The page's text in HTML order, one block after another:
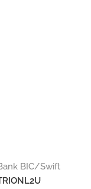
BIC/Swift